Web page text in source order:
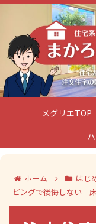
メグリエTOP
ホーム はじ
ビングで後悔しない「